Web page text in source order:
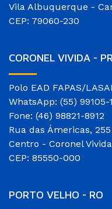
Vila Albuquerque -
CEP: 79060-230
CORONEL VIVIDA - PR
Polo EAD FAPAS/
WhatsApp: (55) 99105-
Fone: (46) 98821-8912
Rua das Ámericas, 255
Centro - Coronel
CEP: 85550-000
PORTO VELHO - RO